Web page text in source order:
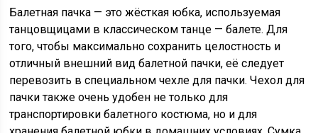
Балетная пачка — это жёсткая юбка, используемая
танцовщицами в классическом танце —балете. Для
того, чтобы максимально сохранить целостность и
отличный внешний вид балетной пачки, её следует
перевозить в специальном чехле для пачки. Чехол для
пачки также очень удобен не только для
транспортировки балетного костюма, но и для